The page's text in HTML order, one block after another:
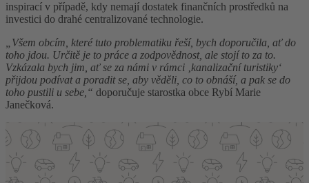
inspirací v případě, kdy nemají dostatek finančních prostředků na
investici do drahé centralizované technologie.
„Všem obcím, které tuto problematiku řeší, bych doporučila, ať do
toho jdou. Určitě je to práce a zodpovědnost, ale stojí to za to.
Vzkázala bych jim, ať se za námi v rámci ‚kanalizační turistiky‘
přijdou podívat a poradit se, aby věděli, co to obnáší, a pak se do
toho pustili u sebe,“ doporučuje starostka obce Rybí Marie
Janečková.